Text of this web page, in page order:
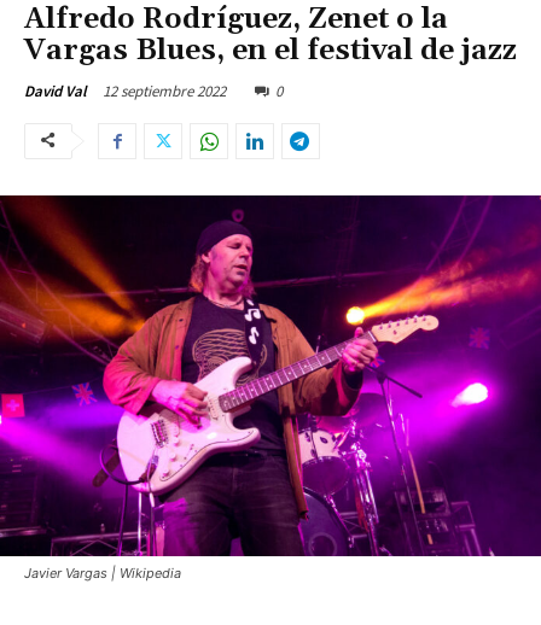
Alfredo Rodríguez, Zenet o la
Vargas Blues, en el festival de jazz
David Val 12 septiembre 2022 0
Javier Vargas | Wikipedia